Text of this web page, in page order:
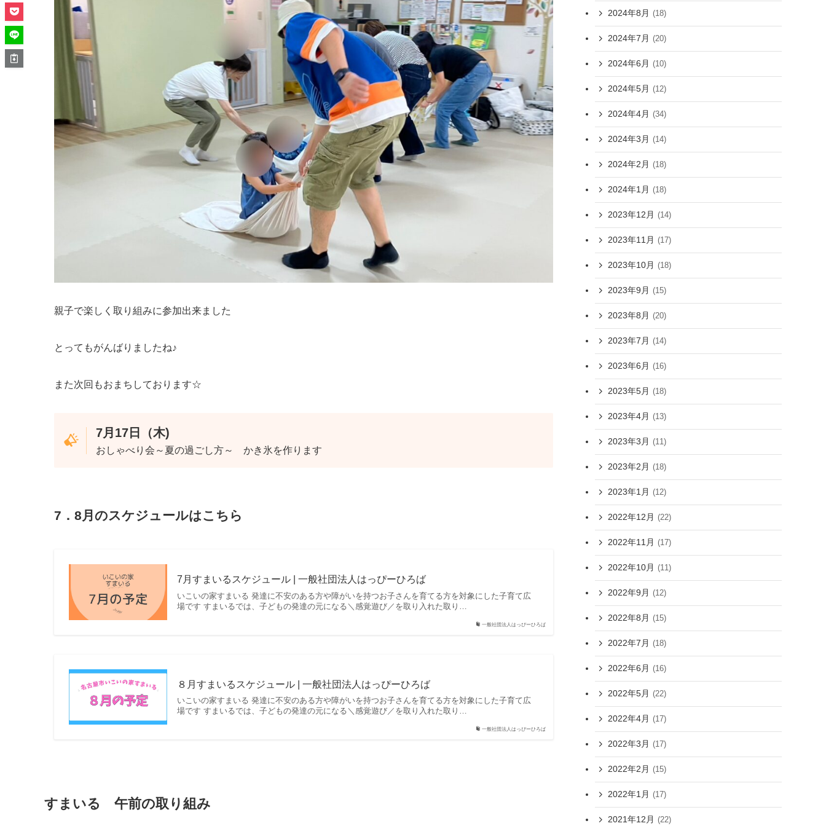
親子で楽しく取り組みに参加出来ました
とってもがんばりましたね♪
また次回もおまちしております☆
7月17日（木)
おしゃべり会～夏の過ごし方～ かき氷を作ります
7．8月のスケジュールはこちら
一般社団法人はっぴーひろば
7月すまいるスケジュール | 一般社団法人はっぴーひろば
いこいの家すまいる 発達に不安のある方や障がいを持つお子さんを育てる方を対象にした子育て広
場です すまいるでは、子どもの発達の元になる＼感覚遊び／を取り入れた取り…
一般社団法人はっぴーひろば
８月すまいるスケジュール | 一般社団法人はっぴーひろば
いこいの家すまいる 発達に不安のある方や障がいを持つお子さんを育てる方を対象にした子育て広
場です すまいるでは、子どもの発達の元になる＼感覚遊び／を取り入れた取り…
すまいる 午前の取り組み
2024年8月 (18)
2024年7月 (20)
2024年6月 (10)
2024年5月 (12)
2024年4月 (34)
2024年3月 (14)
2024年2月 (18)
2024年1月 (18)
2023年12月 (14)
2023年11月 (17)
2023年10月 (18)
2023年9月 (15)
2023年8月 (20)
2023年7月 (14)
2023年6月 (16)
2023年5月 (18)
2023年4月 (13)
2023年3月 (11)
2023年2月 (18)
2023年1月 (12)
2022年12月 (22)
2022年11月 (17)
2022年10月 (11)
2022年9月 (12)
2022年8月 (15)
2022年7月 (18)
2022年6月 (16)
2022年5月 (22)
2022年4月 (17)
2022年3月 (17)
2022年2月 (15)
2022年1月 (17)
2021年12月 (22)